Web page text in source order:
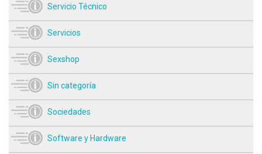
Servicio Técnico
Servicios
Sexshop
Sin categoría
Sociedades
Software y Hardware